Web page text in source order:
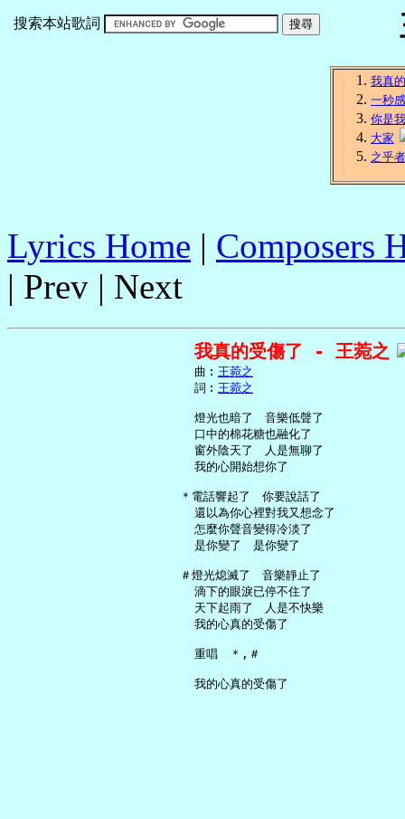
搜索本站歌詞
我真
一秒
你是
大家
之乎
Lyrics Home | Composers
| Prev | Next
我真的受傷了 - 王菀之
     曲︰
王菀之
     詞︰
王菀之
     燈光也暗了　音樂低聲了
     口中的棉花糖也融化了
     窗外陰天了　人是無聊了
     我的心開始想你了
   ＊電話響起了　你要說話了
     還以為你心裡對我又想念了
     怎麼你聲音變得冷淡了
     是你變了　是你變了
   ＃燈光熄滅了　音樂靜止了
     滴下的眼淚已停不住了
     天下起雨了　人是不快樂
     我的心真的受傷了
     重唱　＊,＃